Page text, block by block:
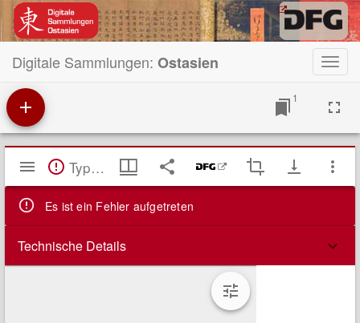
Digitale Sammlungen: Ostasien
1
Mirador
Viewer TypeError: Failed to fetch
Es ist ein Fehler aufgetreten
Technische Details